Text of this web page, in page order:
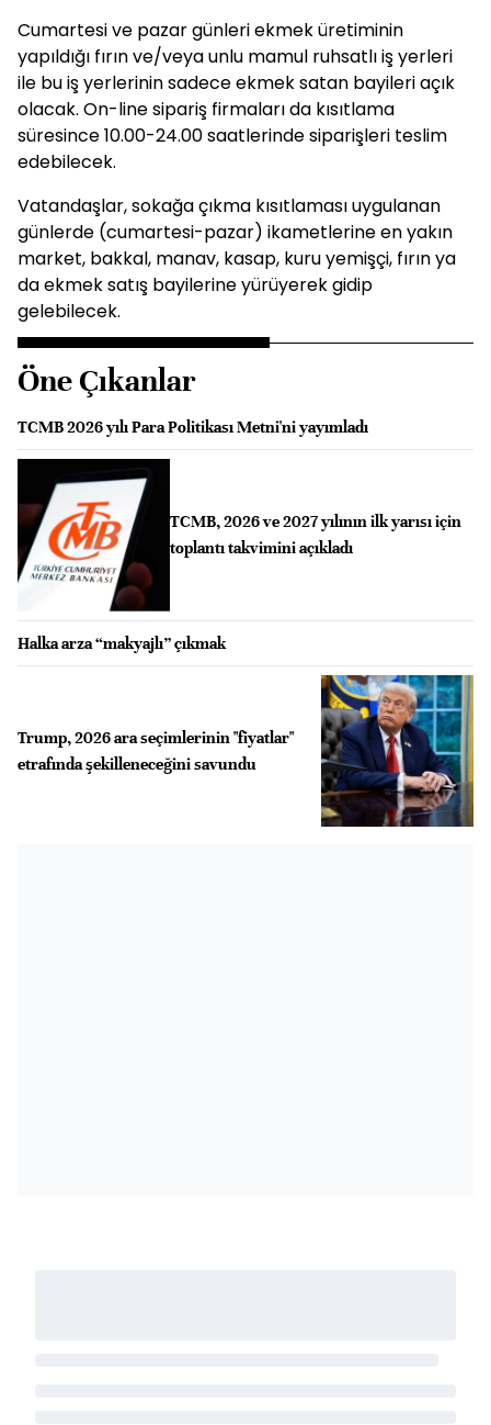
Cumartesi ve pazar günleri ekmek üretiminin
yapıldığı fırın ve/veya unlu mamul ruhsatlı iş yerleri
ile bu iş yerlerinin sadece ekmek satan bayileri açık
olacak. On-line sipariş firmaları da kısıtlama
süresince 10.00-24.00 saatlerinde siparişleri teslim
edebilecek.
Vatandaşlar, sokağa çıkma kısıtlaması uygulanan
günlerde (cumartesi-pazar) ikametlerine en yakın
market, bakkal, manav, kasap, kuru yemişçi, fırın ya
da ekmek satış bayilerine yürüyerek gidip
gelebilecek.
Öne Çıkanlar
TCMB 2026 yılı Para Politikası Metni'ni yayımladı
TCMB, 2026 ve 2027 yılının ilk yarısı için
toplantı takvimini açıkladı
Halka arza “makyajlı” çıkmak
Trump, 2026 ara seçimlerinin "fiyatlar"
etrafında şekilleneceğini savundu